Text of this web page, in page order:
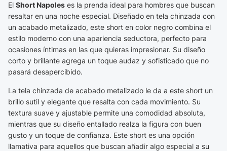
El Short Napoles es la prenda ideal para hombres que buscan
resaltar en una noche especial. Diseñado en tela chinzada con
un acabado metalizado, este short en color negro combina el
estilo moderno con una apariencia seductora, perfecto para
ocasiones íntimas en las que quieras impresionar. Su diseño
corto y brillante agrega un toque audaz y sofisticado que no
pasará desapercibido.
La tela chinzada de acabado metalizado le da a este short un
brillo sutil y elegante que resalta con cada movimiento. Su
textura suave y ajustable permite una comodidad absoluta,
mientras que su diseño entallado realza la figura con buen
gusto y un toque de confianza. Este short es una opción
llamativa para aquellos que buscan añadir algo especial a su